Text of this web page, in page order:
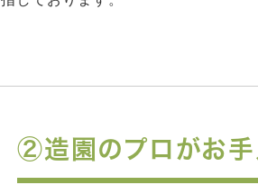
②造園のプロがお手